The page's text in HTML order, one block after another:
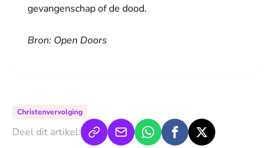
gevangenschap of de dood.
Bron: Open Doors
Christenvervolging
Deel dit artikel: